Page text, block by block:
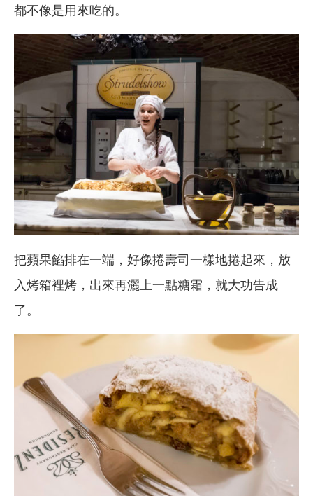
都不像是用來吃的。
把蘋果餡排在一端，好像捲壽司一樣地捲起來，放
入烤箱裡烤，出來再灑上一點糖霜，就大功告成
了。